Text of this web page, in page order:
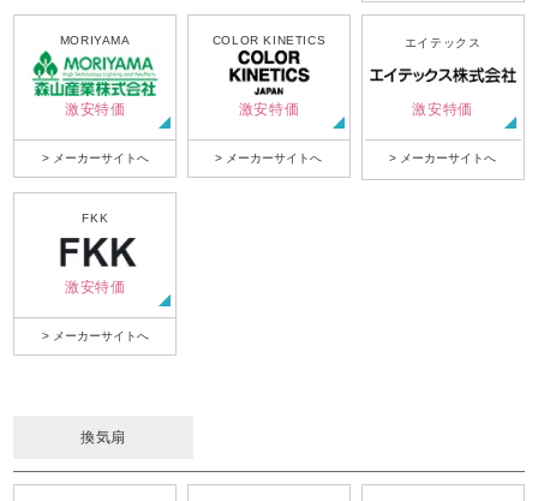
MORIYAMA
激安特価
> メーカーサイトへ
COLOR KINETICS
激安特価
> メーカーサイトへ
エイテックス
激安特価
> メーカーサイトへ
FKK
激安特価
> メーカーサイトへ
換気扇